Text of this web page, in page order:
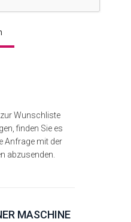
Wunschliste
finden Sie es
Anfrage mit der
abzusenden.
MASCHINE